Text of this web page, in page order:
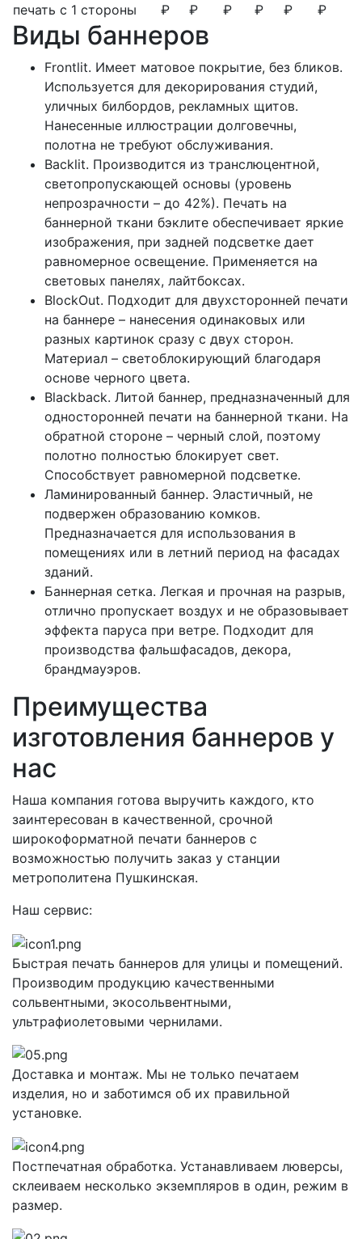
печать с 1 стороны
₽
₽
₽
₽
₽
₽
Виды баннеров
Frontlit. Имеет матовое покрытие, без бликов.
Используется для декорирования студий,
уличных билбордов, рекламных щитов.
Нанесенные иллюстрации долговечны,
полотна не требуют обслуживания.
Backlit. Производится из транслюцентной,
светопропускающей основы (уровень
непрозрачности – до 42%). Печать на
баннерной ткани бэклите обеспечивает яркие
изображения, при задней подсветке дает
равномерное освещение. Применяется на
световых панелях, лайтбоксах.
BlockOut. Подходит для двухсторонней печати
на баннере – нанесения одинаковых или
разных картинок сразу с двух сторон.
Материал – светоблокирующий благодаря
основе черного цвета.
Blackback. Литой баннер, предназначенный для
односторонней печати на баннерной ткани. На
обратной стороне – черный слой, поэтому
полотно полностью блокирует свет.
Способствует равномерной подсветке.
Ламинированный баннер. Эластичный, не
подвержен образованию комков.
Предназначается для использования в
помещениях или в летний период на фасадах
зданий.
Баннерная сетка. Легкая и прочная на разрыв,
отлично пропускает воздух и не образовывает
эффекта паруса при ветре. Подходит для
производства фальшфасадов, декора,
брандмауэров.
Преимущества
изготовления баннеров у
нас
Наша компания готова выручить каждого, кто
заинтересован в качественной, срочной
широкоформатной печати баннеров с
возможностью получить заказ у станции
метрополитена Пушкинская.
Наш сервис:
Быстрая печать баннеров для улицы и помещений.
Производим продукцию качественными
сольвентными, экосольвентными,
ультрафиолетовыми чернилами.
Доставка и монтаж. Мы не только печатаем
изделия, но и заботимся об их правильной
установке.
Постпечатная обработка. Устанавливаем люверсы,
склеиваем несколько экземпляров в один, режим в
размер.